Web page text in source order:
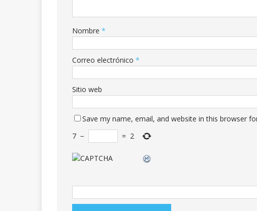
Nombre *
Correo electrónico *
Sitio web
Save my name, email, and website in this browser
7 − = 2